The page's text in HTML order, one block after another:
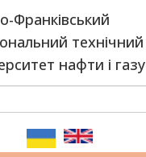
Франківський
технічний
нафти і газу